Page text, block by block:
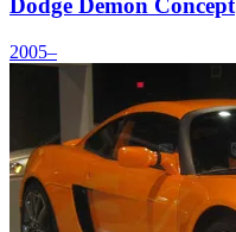
Dodge Demon Concept
2005–